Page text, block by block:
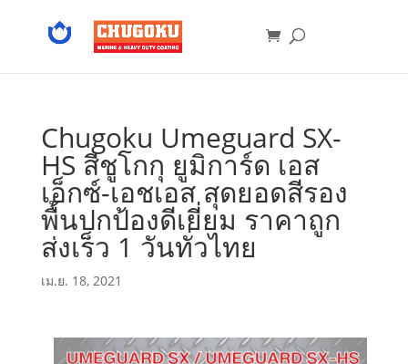
Chugoku Umeguard SX-
HS สีชูโกกุ ยูมิการ์ด เอส
เอ็กซ์-เอชเอส สุดยอดสีรอง
พื้นปกป้องดีเยี่ยม ราคาถูก
ส่งเร็ว 1 วันทั่วไทย
เม.ย. 18, 2021